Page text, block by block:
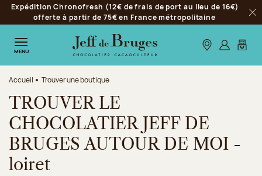
Aller à la navigation
Aller au contenu principal
Aller au pied de page
Expédition Chronofresh (12€ de frais de port au lieu de 16€)
offerte à partir de 75€ en France métropolitaine
MENU Nos boutiques
S’identifier
Mon
Accueil Trouver une boutique
TROUVER LE
CHOCOLATIER JEFF DE
BRUGES AUTOUR DE MOI -
loiret